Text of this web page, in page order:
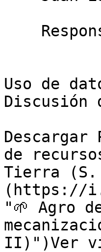
Uso de
Discusión
de
Tierra
(https://
"🌱 Agro
II)")Ver